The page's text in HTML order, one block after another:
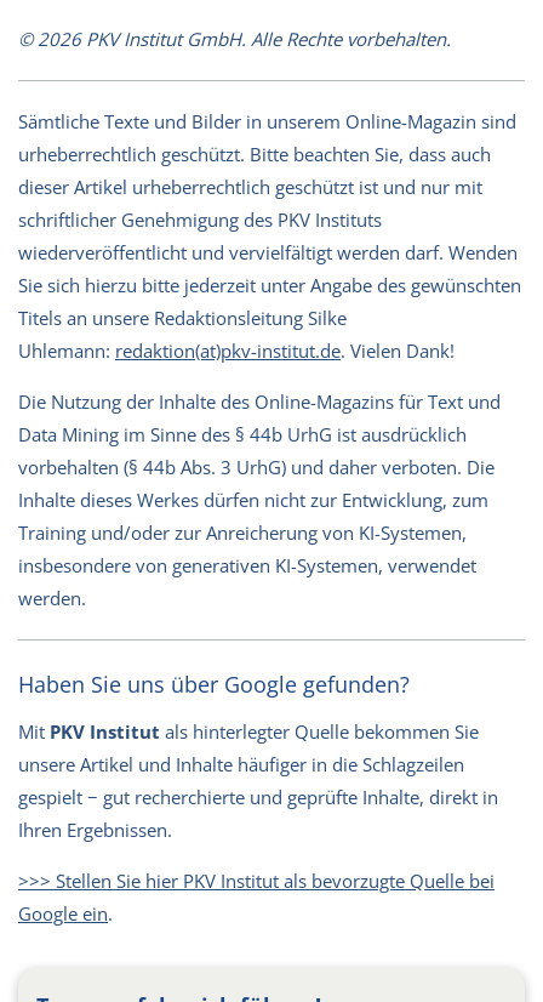
© 2026 PKV Institut GmbH. Alle Rechte vorbehalten.
Sämtliche Texte und Bilder in unserem Online-Magazin sind
urheberrechtlich geschützt. Bitte beachten Sie, dass auch
dieser Artikel urheberrechtlich geschützt ist und nur mit
schriftlicher Genehmigung des PKV Instituts
wiederveröffentlicht und vervielfältigt werden darf. Wenden
Sie sich hierzu bitte jederzeit unter Angabe des gewünschten
Titels an unsere Redaktionsleitung Silke
Uhlemann: redaktion(at)pkv-institut.de. Vielen Dank!
Die Nutzung der Inhalte des Online-Magazins für Text und
Data Mining im Sinne des § 44b UrhG ist ausdrücklich
vorbehalten (§ 44b Abs. 3 UrhG) und daher verboten. Die
Inhalte dieses Werkes dürfen nicht zur Entwicklung, zum
Training und/oder zur Anreicherung von KI-Systemen,
insbesondere von generativen KI-Systemen, verwendet
werden.
Haben Sie uns über Google gefunden?
Mit PKV Institut als hinterlegter Quelle bekommen Sie
unsere Artikel und Inhalte häufiger in die Schlagzeilen
gespielt − gut recherchierte und geprüfte Inhalte, direkt in
Ihren Ergebnissen.
>>> Stellen Sie hier PKV Institut als bevorzugte Quelle bei
Google ein.